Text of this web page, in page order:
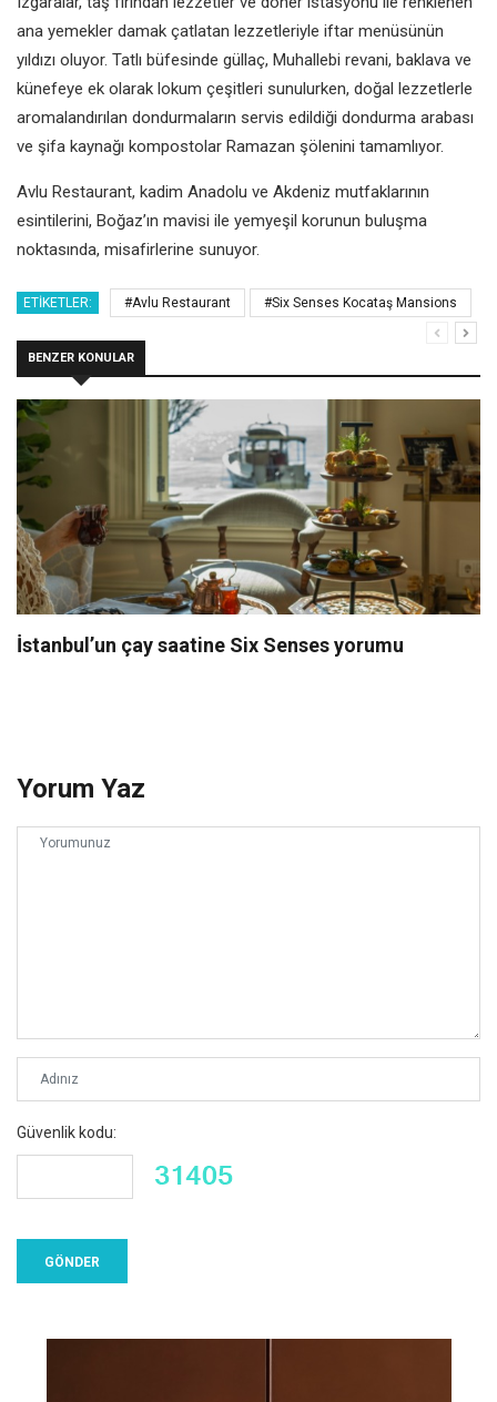
ana yemekler damak çatlatan lezzetleriyle iftar menüsünün
yıldızı oluyor. Tatlı büfesinde güllaç, Muhallebi revani, baklava ve
künefeye ek olarak lokum çeşitleri sunulurken, doğal lezzetlerle
aromalandırılan dondurmaların servis edildiği dondurma arabası
ve şifa kaynağı kompostolar Ramazan şölenini tamamlıyor.
Avlu Restaurant, kadim Anadolu ve Akdeniz mutfaklarının
esintilerini, Boğaz’ın mavisi ile yemyeşil korunun buluşma
noktasında, misafirlerine sunuyor.
ETIKETLER: #Avlu Restaurant #Six Senses Kocataş Mansions
BENZER KONULAR
İstanbul’un çay saatine Six Senses yorumu
Yorum Yaz
Güvenlik kodu: